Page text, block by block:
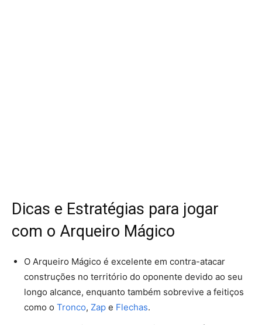
Dicas e Estratégias para jogar
com o Arqueiro Mágico
O Arqueiro Mágico é excelente em contra-atacar
construções no território do oponente devido ao seu
longo alcance, enquanto também sobrevive a feitiços
como o Tronco, Zap e Flechas.